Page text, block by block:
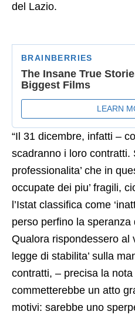
del Lazio.
“Il 31 dicembre, infatti –
scadranno i loro contratti.
professionalita’ che in
occupate dei piu’ fragili,
l’Istat classifica come
perso perfino la speranza
Qualora rispondessero al
legge di stabilita’ sulla
contratti, – precisa la
commetterebbe un atto
motivi: sarebbe uno